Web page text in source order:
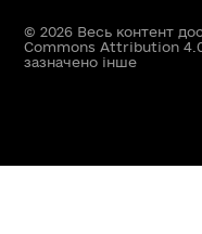
© 2026 Весь контент
Commons Attribution
зазначено інше